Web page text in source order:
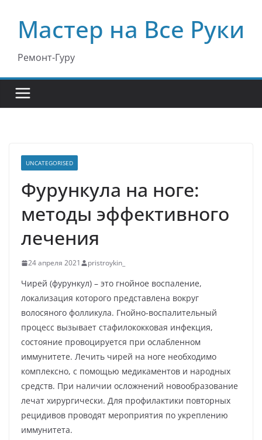
содержимому
Мастер на Все Руки
Ремонт-Гуру
UNCATEGORISED
Фурункула на ноге:
методы эффективного
лечения
24 апреля 2021 pristroykin_
Чирей (фурункул) – это гнойное воспаление,
локализация которого представлена вокруг
волосяного фолликула. Гнойно-воспалительный
процесс вызывает стафилококковая инфекция,
состояние провоцируется при ослабленном
иммунитете. Лечить чирей на ноге необходимо
комплексно, с помощью медикаментов и народных
средств. При наличии осложнений новообразование
лечат хирургически. Для профилактики повторных
рецидивов проводят мероприятия по укреплению
иммунитета.